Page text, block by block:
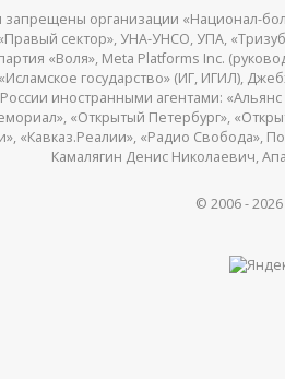
запрещены организации «Национал-
сектор», УНА-УНСО, УПА,
«Воля», Meta Platforms Inc.
государство» (ИГ, ИГИЛ),
иностранными агентами:
«Открытый Петербург»,
«Кавказ.Реалии», «Радио
Камалягин Денис Николаевич,
© 2006 -2026